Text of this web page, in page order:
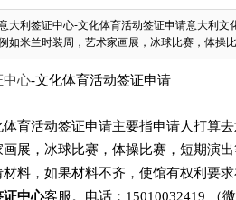
大利签证中心-文化体育活动签证申请意大利
如米兰时装周，艺术家画展，冰球比赛，体操比
中心-文化体育活动签证申请
育活动签证申请主要指申请人打算
画展，冰球比赛，体操比赛，短期演
料，如果材料不齐，使馆有权利要
证中心客服。电话： 15010032419 （